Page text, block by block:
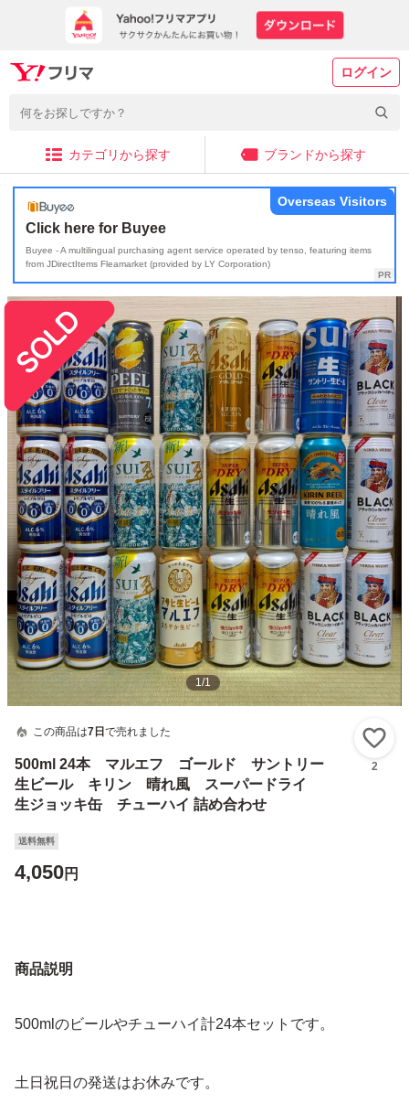
ログイン
カテゴリから探す ブランドから探す
Click here for Buyee
Buyee - A multilingual purchasing agent service operated by tenso, featuring items
from JDirectItems Fleamarket (provided by LY Corporation)
Overseas Visitors
1/1
この商品は7日 で売れました
500ml 24本 マルエフ ゴールド サントリー
生ビール キリン 晴れ風 スーパードライ
生ジョッキ缶 チューハイ 詰め合わせ
2
送料無料
4,050円
商品説明
500mlのビールやチューハイ計24本セットです。
土日祝日の発送はお休みです。